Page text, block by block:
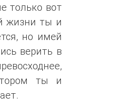
только вот
жизни ты и
но имей
верить в
ты и